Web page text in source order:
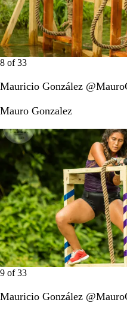
8 of33
Mauricio González
Mauro Gonzalez
9 of33
Mauricio González